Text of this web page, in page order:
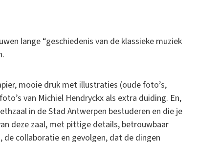
lange “geschiedenis van de klassieke muziek
mooie druk met illustraties (oude foto’s,
van Michiel Hendryckx als extra duiding. En,
in de Stad Antwerpen bestuderen en die je
deze zaal, met pittige details, betrouwbaar
collaboratie en gevolgen, dat de dingen